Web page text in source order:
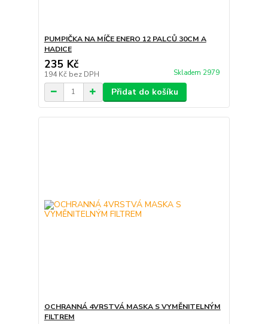
PUMPIČKA NA MÍČE ENERO 12 PALCŮ 30CM A
HADICE
235 Kč
194 Kč bez DPH Skladem 2979
Přidat do košíku
OCHRANNÁ 4VRSTVÁ MASKA S VYMĚNITELNÝM
FILTREM